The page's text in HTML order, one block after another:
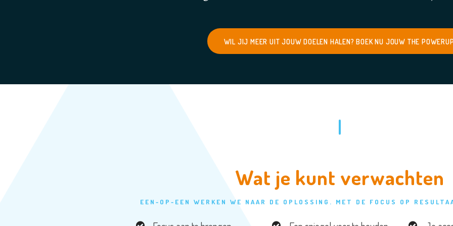
WIL JIJ MEER UIT JOUW DOELEN HALEN? BOEK NU JOUW THE
Wat je kunt verwachten
EEN-OP-EEN WERKEN WE NAAR DE OPLOSSING. MET DE FOCUS OP